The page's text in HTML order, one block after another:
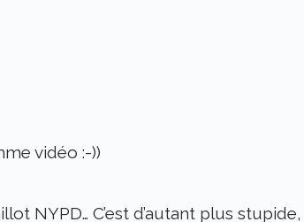
vidéo :-))
NYPD… C’est d’autant plus stupide,